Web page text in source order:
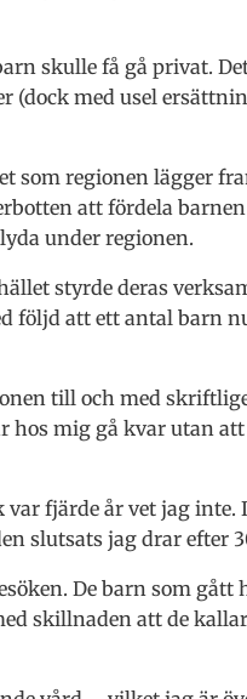
skulle få gå privat.
(dock med usel
som regionen lägger
att fördela
under regionen.
styrde deras
följd att ett antal barn
till och med
hos mig gå kvar utan
var fjärde år vet jag inte.
slutsats jag drar efter
De barn som gått
skillnaden att de